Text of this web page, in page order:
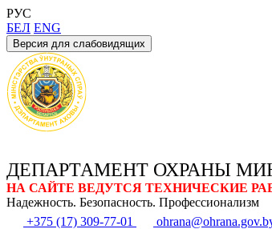
РУС
БЕЛ ENG
Версия для слабовидящих
ДЕПАРТАМЕНТ ОХРАНЫ
НА САЙТЕ ВЕДУТСЯ ТЕХНИЧЕСКИЕ
Надежность. Безопасность. Профессионализм
+375 (17) 309-77-01